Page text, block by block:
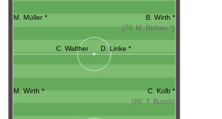
M. Müller *
B. Wirth *
(79' M. Richter *)
C. Walther D. Linke *
M. Wirth *
C. Kolb *
(86' T. Busch)